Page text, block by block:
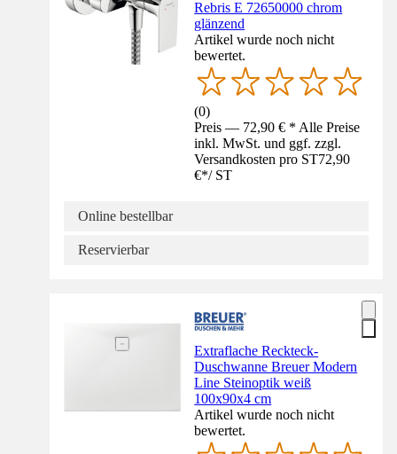
Rebris E 72650000 chrom
glänzend
Artikel wurde noch nicht
bewertet.
(0)
Preis — 72,90 € * Alle Preise
inkl. MwSt. und ggf. zzgl.
Versandkosten pro ST72,90
€*/ ST
Online bestellbar
Reservierbar
Extraflache Reckteck-
Duschwanne Breuer Modern
Line Steinoptik weiß
100x90x4 cm
Artikel wurde noch nicht
bewertet.